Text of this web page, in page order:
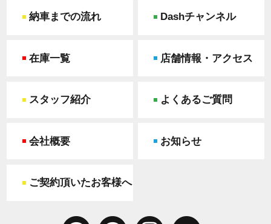
納車までの流れ Dashチャンネル
在庫一覧 店舗情報・アクセス
スタッフ紹介 よくあるご質問
会社概要 お知らせ
ご契約頂いたお客様へ